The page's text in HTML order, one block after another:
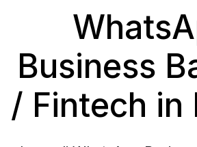
Business
/ Fintech in